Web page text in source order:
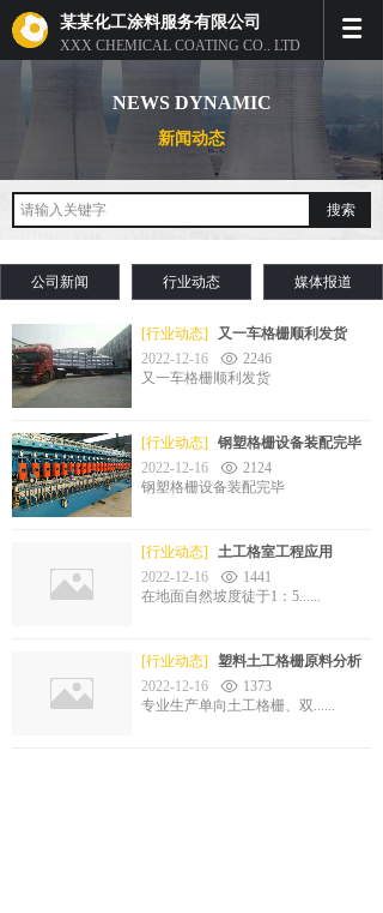
某某化工涂料服务有限公司
XXX CHEMICAL COATING CO., LTD
NEWS DYNAMIC
新闻动态
搜索
媒体报道
公司新闻 行业动态
[行业动态]
又一车格栅顺利发货
2022-12-16
2246
又一车格栅顺利发货
[行业动态]
钢塑格栅设备装配完毕
2022-12-16
2124
钢塑格栅设备装配完毕
[行业动态]
土工格室工程应用
2022-12-16
1441
在地面自然坡度徒于1：5......
[行业动态]
塑料土工格栅原料分析
2022-12-16
1373
专业生产单向土工格栅、双......